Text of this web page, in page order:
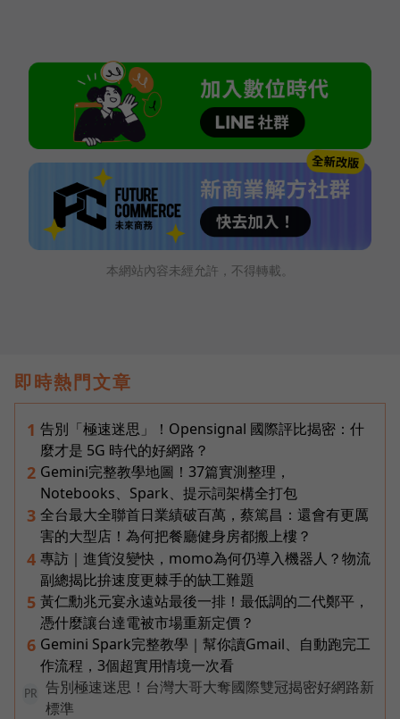
本網站內容未經允許，不得轉載。
即時熱門文章
1 告別「極速迷思」！Opensignal 國際評比揭密：什
麼才是 5G 時代的好網路？
2 Gemini完整教學地圖！37篇實測整理，
Notebooks、Spark、提示詞架構全打包
3 全台最大全聯首日業績破百萬，蔡篤昌：還會有更厲
害的大型店！為何把餐廳健身房都搬上樓？
4 專訪｜進貨沒變快，momo為何仍導入機器人？物流
副總揭比拚速度更棘手的缺工難題
5 黃仁勳兆元宴永遠站最後一排！最低調的二代鄭平，
憑什麼讓台達電被市場重新定價？
6 Gemini Spark完整教學｜幫你讀Gmail、自動跑完工
作流程，3個超實用情境一次看
PR
告別極速迷思！台灣大哥大奪國際雙冠揭密好網路新
標準